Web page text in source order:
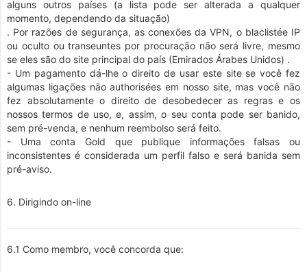
alguns outros países (a lista pode ser alterada a qualquer
momento, dependendo da situação)
. Por razões de segurança, as conexões da VPN, o blaclistée IP
ou oculto ou transeuntes por procuração não será livre, mesmo
se eles são do site principal do país (Emirados Árabes Unidos) .
- Um pagamento dá-lhe o direito de usar este site se você fez
algumas ligações não authorisées em nosso site, mas você não
fez absolutamente o direito de desobedecer as regras e os
nossos termos de uso, e, assim, o seu conta pode ser banido,
sem pré-venda, e nenhum reembolso será feito.
- Uma conta Gold que publique informações falsas ou
inconsistentes é considerada um perfil falso e será banida sem
pré-aviso.
6. Dirigindo on-line
6.1 Como membro, você concorda que: